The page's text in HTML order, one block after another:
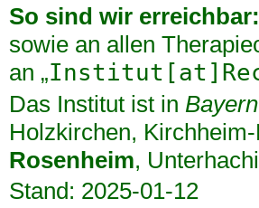
So sind wir erreichbar:
sowie an allen
an „
Das Institut ist in Bayern
Holzkirchen,
Rosenheim,
Stand: 2025-01-12